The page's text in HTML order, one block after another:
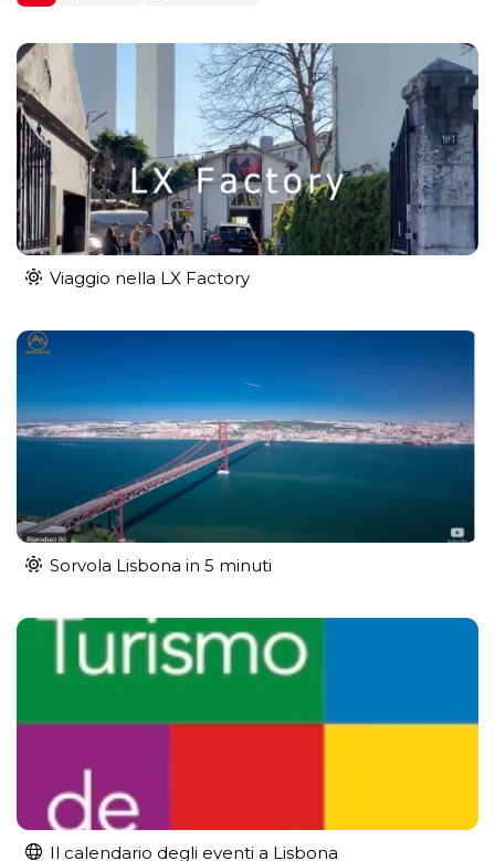
Viaggio nella LX Factory
Sorvola Lisbona in 5 minuti
Il calendario degli eventi a Lisbona